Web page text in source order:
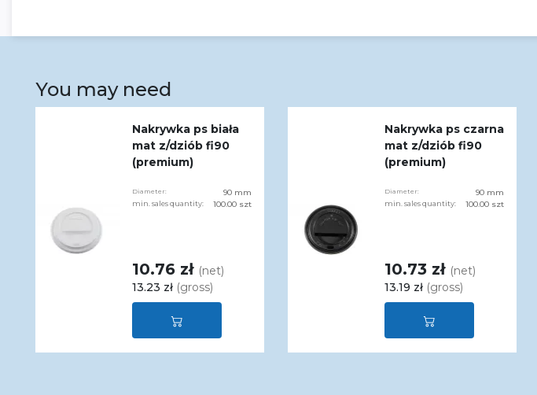
You may need
Nakrywka ps biała
mat z/dziób fi90
(premium)
Diameter: 90 mm
min. sales quantity: 100.00 szt
10.76 zł (net)
13.23 zł (gross)
Nakrywka ps czarna
mat z/dziób fi90
(premium)
Diameter: 90 mm
min. sales quantity: 100.00 szt
10.73 zł (net)
13.19 zł (gross)